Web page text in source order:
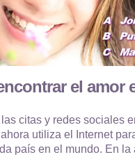
el amor
citas y redes sociales
utiliza el Internet
país en el mundo. En la